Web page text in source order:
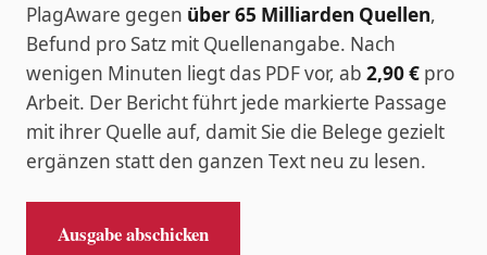
PlagAware gegen über 65 Milliarden Quellen,
Befund pro Satz mit Quellenangabe. Nach
wenigen Minuten liegt das PDF vor, ab 2,90 € pro
Arbeit. Der Bericht führt jede markierte Passage
mit ihrer Quelle auf, damit Sie die Belege gezielt
ergänzen statt den ganzen Text neu zu lesen.
Ausgabe abschicken